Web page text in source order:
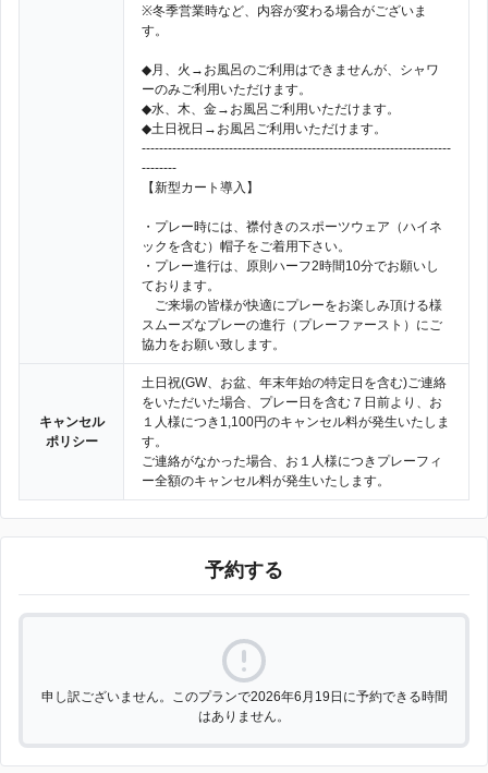
※冬季営業時など、内容が変わる場合がございま
す。
◆月、火→お風呂のご利用はできませんが、シャワ
ーのみご利用いただけます。
◆水、木、金→お風呂ご利用いただけます。
◆土日祝日→お風呂ご利用いただけます。
-----------------------------------------------------------------------
--------
【新型カート導入】
・プレー時には、襟付きのスポーツウェア（ハイネ
ックを含む）帽子をご着用下さい。
・プレー進行は、原則ハーフ2時間10分でお願いし
ております。
ご来場の皆様が快適にプレーをお楽しみ頂ける様
スムーズなプレーの進行（プレーファースト）にご
協力をお願い致します。
キャンセル
ポリシー
土日祝(GW、お盆、年末年始の特定日を含む)ご連絡
をいただいた場合、プレー日を含む７日前より、お
１人様につき1,100円のキャンセル料が発生いたしま
す。
ご連絡がなかった場合、お１人様につきプレーフィ
ー全額のキャンセル料が発生いたします。
予約する
申し訳ございません。このプランで2026年6月19日に予約できる時間
はありません。